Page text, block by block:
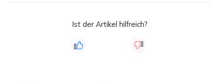
Ist der Artikel hilfreich?